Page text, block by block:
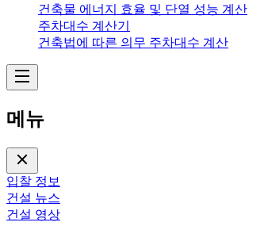
건축물 에너지 효율 및 단열 성능 계산
주차대수 계산기
건축법에 따른 의무 주차대수 계산
메뉴
입찰 정보
건설 뉴스
건설 영상